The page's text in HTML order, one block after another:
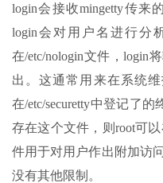
login会接收mingetty传来
login会对用户名进行分
在/etc/nologin文件，login
出。这通常用来在系统
在/etc/securetty中登记了
存在这个文件，则root可
件用于对用户作出附加访
没有其他限制。